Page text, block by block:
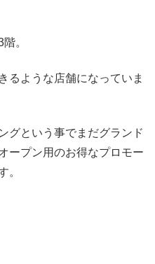
。
るような店舗になっていま
グという事でまだグランド
ープン用のお得なプロモー
。